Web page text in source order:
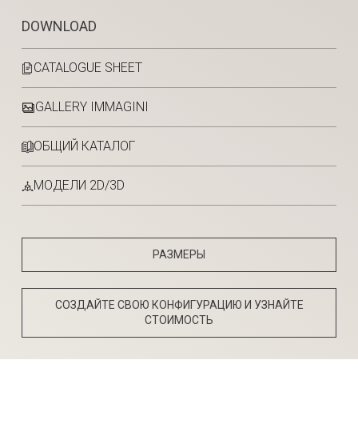
DOWNLOAD
CATALOGUE SHEET
GALLERY IMMAGINI
ОБЩИЙ КАТАЛОГ
МОДЕЛИ 2D/3D
РАЗМЕРЫ
СОЗДАЙТЕ СВОЮ КОНФИГУРАЦИЮ И УЗНАЙТЕ
СТОИМОСТЬ